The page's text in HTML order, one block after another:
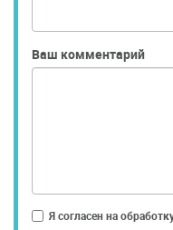
Ваш комментарий
Я согласен на